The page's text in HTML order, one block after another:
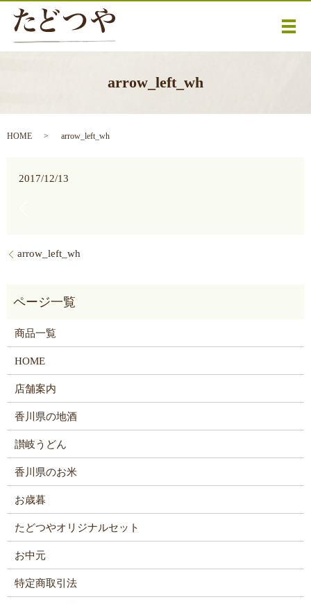
メ
arrow_left_wh
HOME arrow_left_wh
2017/12/13
arrow_left_wh
商品一覧
HOME
店舗案内
香川県の地酒
讃岐うどん
香川県のお米
お歳暮
たどつやオリジナルセット
お中元
特定商取引法